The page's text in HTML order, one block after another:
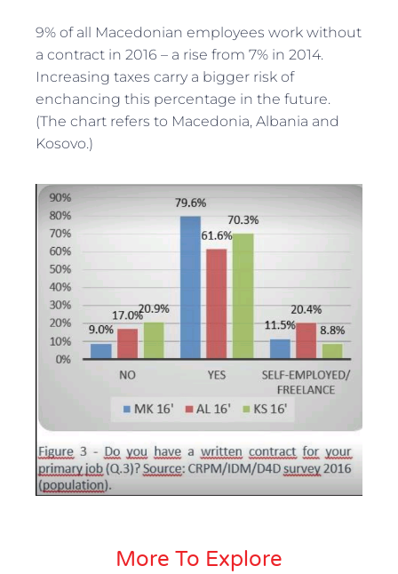
9% of all Macedonian employees work without
a contract in 2016 – a rise from 7% in 2014.
Increasing taxes carry a bigger risk of
enchancing this percentage in the future.
(The chart refers to Macedonia, Albania and
Kosovo.)
More To Explore